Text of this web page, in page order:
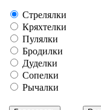
Стрелялки
Кряхтелки
Пулялки
Бродилки
Дуделки
Сопелки
Рычалки